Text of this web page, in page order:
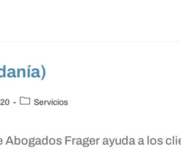
Servicios
Abogados Frager ayuda a los